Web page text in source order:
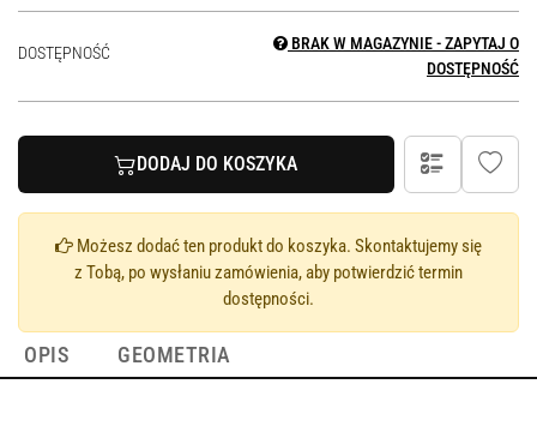
DOSTĘPNOŚĆ
BRAK W MAGAZYNIE - ZAPYTAJ O
DOSTĘPNOŚĆ
DODAJ DO KOSZYKA
Możesz dodać ten produkt do koszyka. Skontaktujemy się
z Tobą, po wysłaniu zamówienia, aby potwierdzić termin
dostępności.
OPIS GEOMETRIA